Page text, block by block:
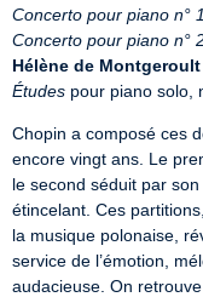
Concerto pour piano n° 1
Concerto pour piano n°
Hélène de Montgeroult
Études pour piano solo,
Chopin a composé ces
encore vingt ans. Le
le second séduit par son
étincelant. Ces
la musique polonaise,
service de l’émotion,
audacieuse. On